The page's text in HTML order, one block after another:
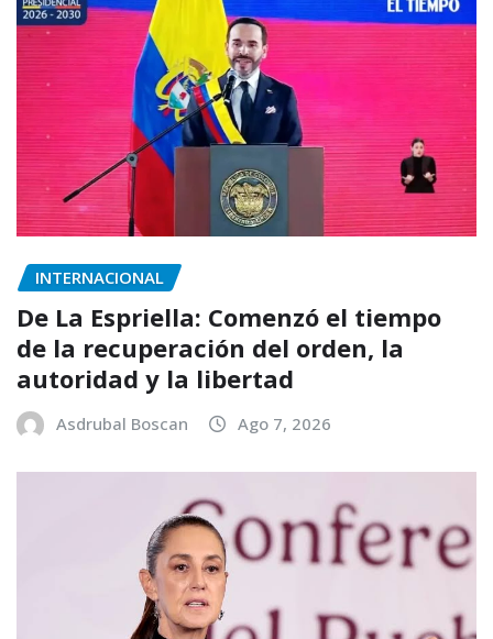
INTERNACIONAL
De La Espriella: Comenzó el tiempo
de la recuperación del orden, la
autoridad y la libertad
Asdrubal Boscan Ago 7, 2026